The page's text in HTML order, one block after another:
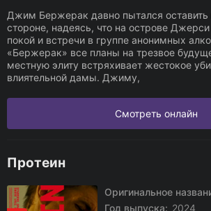
Джим Бержерак давно пытался
стороне, надеясь, что на острове
покой и встречи в группе анонимных
«Бержерак» все планы на трезвое
местную элиту встряхивает жестокое
влиятельной дамы. Джиму,
Смотреть онлайн
Протеин
Оригинальное
Год выпуска: 2024